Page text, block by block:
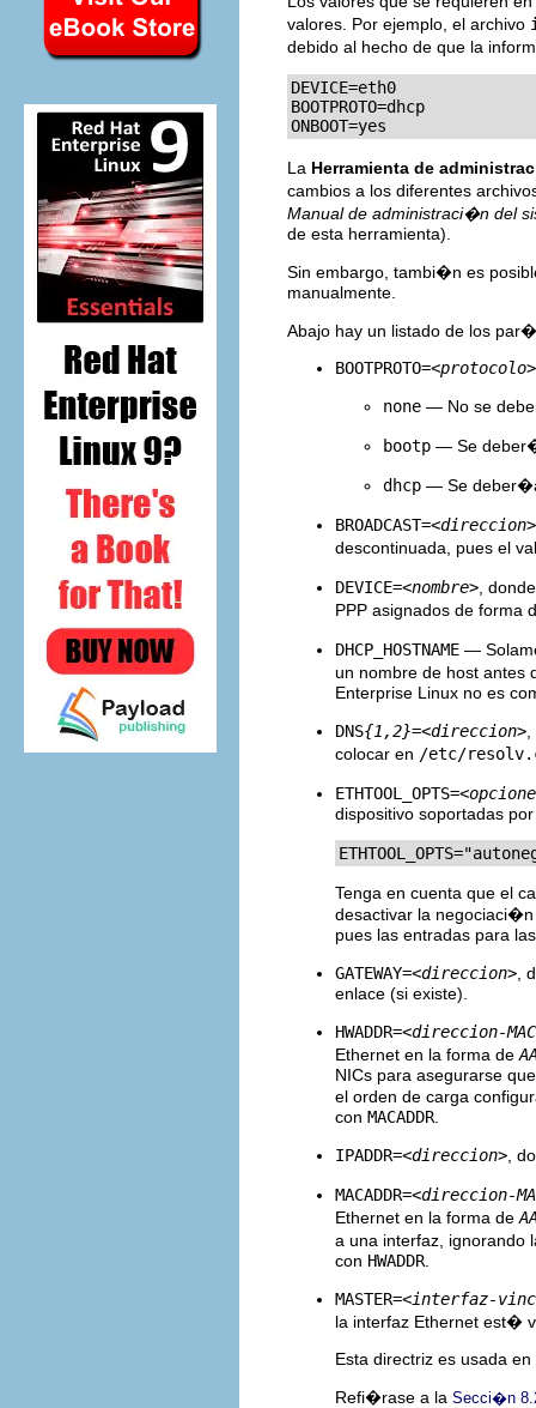
valores. Por ejemplo, el archivo
debido al hecho de que la
DEVICE=eth0
BOOTPROTO=dhcp
ONBOOT=yes
La Herramienta de
cambios a los diferentes
Manual de administraci�n del
de esta herramienta).
Sin embargo, tambi�n es
manualmente.
Abajo hay un listado de los
BOOTPROTO=<protocolo>
none — No se
bootp — Se
dhcp — Se
BROADCAST=<direccion>
descontinuada, pues el
DEVICE=<nombre> ,
PPP asignados de
DHCP_HOSTNAME —
un nombre de host antes
Enterprise Linux no es
DNS{1,2}=<direccion>
colocar en /etc/
ETHTOOL_OPTS=
dispositivo soportadas
Tenga en cuenta que el
desactivar la
pues las entradas para
GATEWAY=<direccion> ,
enlace (si existe).
HWADDR=<direccion-
Ethernet en la forma de
NICs para asegurarse
el orden de carga
con MACADDR
IPADDR=<direccion> ,
MACADDR=<direccion-
Ethernet en la forma de
a una interfaz, ignorando
con HWADDR
MASTER=<interfaz-
la interfaz Ethernet est�
Esta directriz es usada
Refi�rase a la Secci�n